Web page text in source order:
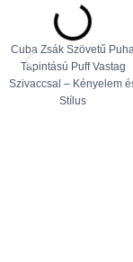
Cuba Zsák Szövetű
Tapintású Puff Vastag
Szivaccsal – Kényelem
Stílus